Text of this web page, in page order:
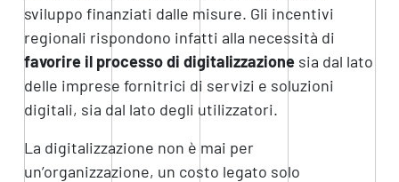
sviluppo finanziati dalle misure. Gli incentivi
regionali rispondono infatti alla necessità di
favorire il processo di digitalizzazionesia dal lato
delle imprese fornitrici di servizi e soluzioni
digitali, sia dal lato degli utilizzatori.
La digitalizzazione non è mai per
un’organizzazione, un costo legato solo